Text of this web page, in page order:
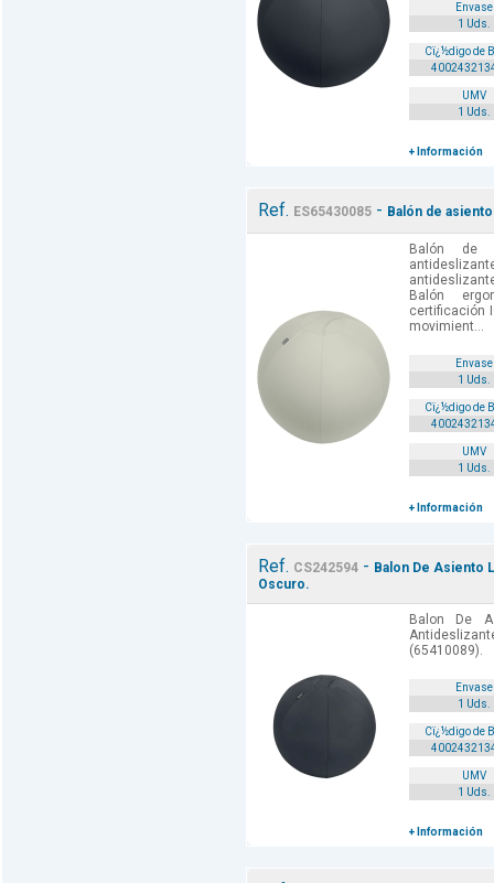
Envase
1 Uds.
Cï¿½digo de
UMV
1 Uds.
+ Información
Ref. ES65430085- Balón de
Balón de
Balón
certificación
movimient...
Envase
1 Uds.
Cï¿½digo de
UMV
1 Uds.
+ Información
Ref. CS242594- Balon De Asiento
Oscuro.
Balon De
(65410089).
Envase
1 Uds.
Cï¿½digo de
UMV
1 Uds.
+ Información